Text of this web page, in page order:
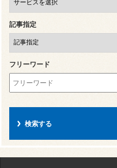
記事指定
フリーワード